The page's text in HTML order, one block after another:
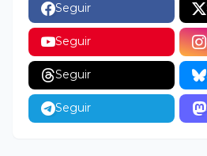
Seguir
Seguir
Seguir
Seguir